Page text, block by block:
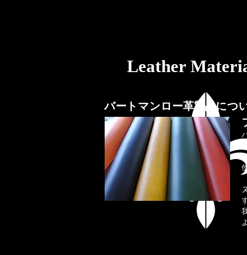
Leather
バートマンロー革製品につ